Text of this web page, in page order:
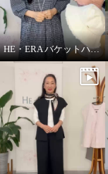
HE・ERA バケットハット